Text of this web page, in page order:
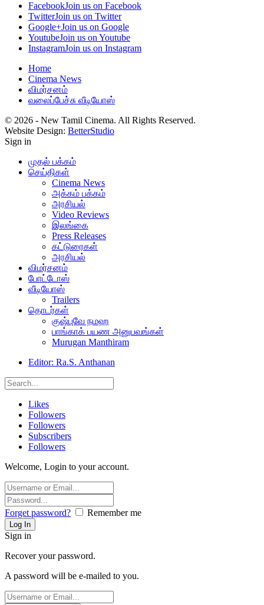
FacebookJoin us on Facebook
TwitterJoin us on Twitter
Google+Join us on Google
YoutubeJoin us on Youtube
InstagramJoin us on Instagram
Home
Cinema News
விமர்சனம்
வலைப்பேச்சு வீடியோஸ்
© 2026 - New Tamil Cinema. All Rights Reserved.
Website Design: BetterStudio
Sign in
முதல் பக்கம்
செய்திகள்
Cinema News
அக்கம் பக்கம்
அரசியல்
Video Reviews
இலங்கை
Press Releases
கட்டுரைகள்
அரசியல்
விமர்சனம்
போட்டோஸ்
வீடியோஸ்
Trailers
தொடர்கள்
குஷ்புவே நமஹ
பாங்காக் பயண அனுபவங்கள்
Murugan Manthiram
Editor: Ra.S. Anthanan
Likes
Followers
Followers
Subscribers
Followers
Welcome, Login to your account.
Forget password? Remember me
Sign in
Recover your password.
A password will be e-mailed to you.